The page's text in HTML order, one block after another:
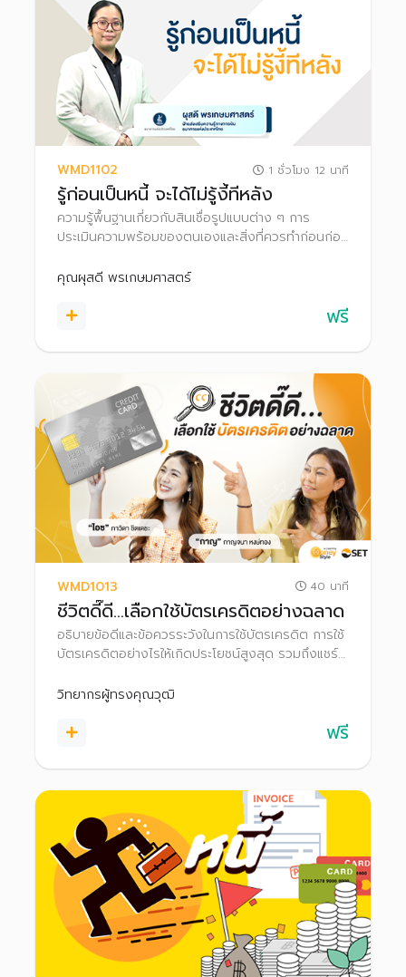
WMD1102 1 ชั่วโมง 12 นาที
รู้ก่อนเป็นหนี้ จะได้ไม่รู้งี้ทีหลัง
ความรู้พื้นฐานเกี่ยวกับสินเชื่อรูปแบบต่าง ๆ การ
ประเมินความพร้อมของตนเองและสิ่งที่ควรทำก่อนก่อ
แต่ยังไม่มีปัญหา
คุณผุสดี พรเกษมศาสตร์
ฟรี
WMD1013 40 นาที
ชีวิตดี๊ดี…เลือกใช้บัตรเครดิตอย่างฉลาด
อธิบายข้อดีและข้อควรระวังในการใช้บัตรเครดิต การใช้
บัตรเครดิตอย่างไรให้เกิดประโยชน์สูงสุด รวมถึงแชร์
แนะนำการใช้บัตรเครดิตเพื่อต่อยอดเงินออม
วิทยากรผู้ทรงคุณวุฒิ
ฟรี